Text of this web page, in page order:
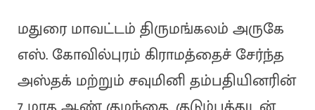
மதுரை மாவட்டம் திருமங்கலம் அருகே
எஸ். கோவில்புரம் கிராமத்தைச் சேர்ந்த
அஸ்தக் மற்றும் சவுமினி தம்பதியினரின்